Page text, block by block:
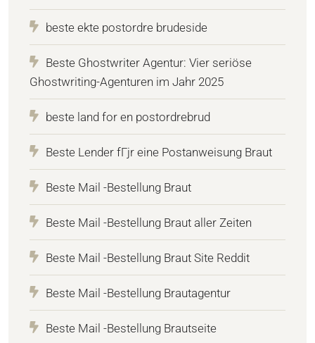
beste ekte postordre brudeside
Beste Ghostwriter Agentur: Vier seriöse
Ghostwriting-Agenturen im Jahr 2025
beste land for en postordrebrud
Beste Lender fГјr eine Postanweisung Braut
Beste Mail -Bestellung Braut
Beste Mail -Bestellung Braut aller Zeiten
Beste Mail -Bestellung Braut Site Reddit
Beste Mail -Bestellung Brautagentur
Beste Mail -Bestellung Brautseite